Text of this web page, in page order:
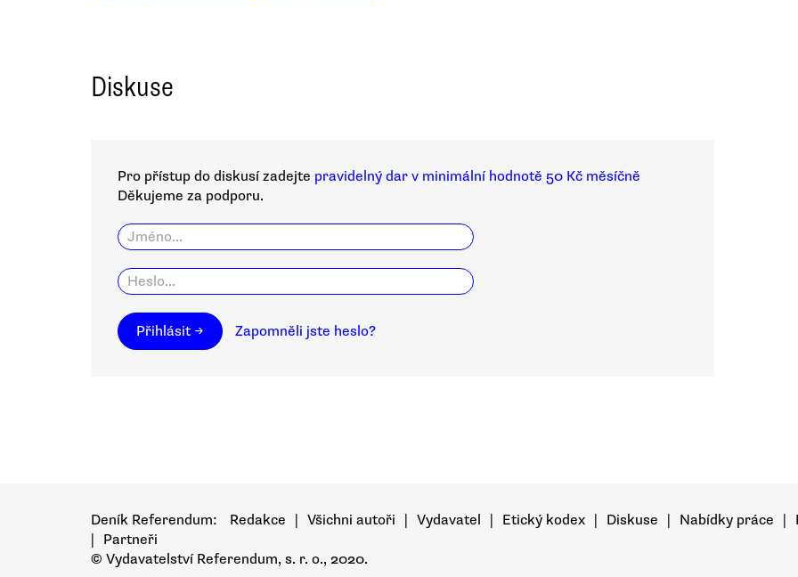
Diskuse
Pro přístup do diskusí zadejte pravidelný dar v minimální hodnotě 50 Kč měsíčně
Děkujeme za podporu.
Přihlásit → Zapomněli jste heslo?
Deník Referendum: Redakce Všichni autoři Vydavatel Etický kodex Diskuse Nabídky práce
Partneři
© Vydavatelství Referendum, s. r. o., 2020.